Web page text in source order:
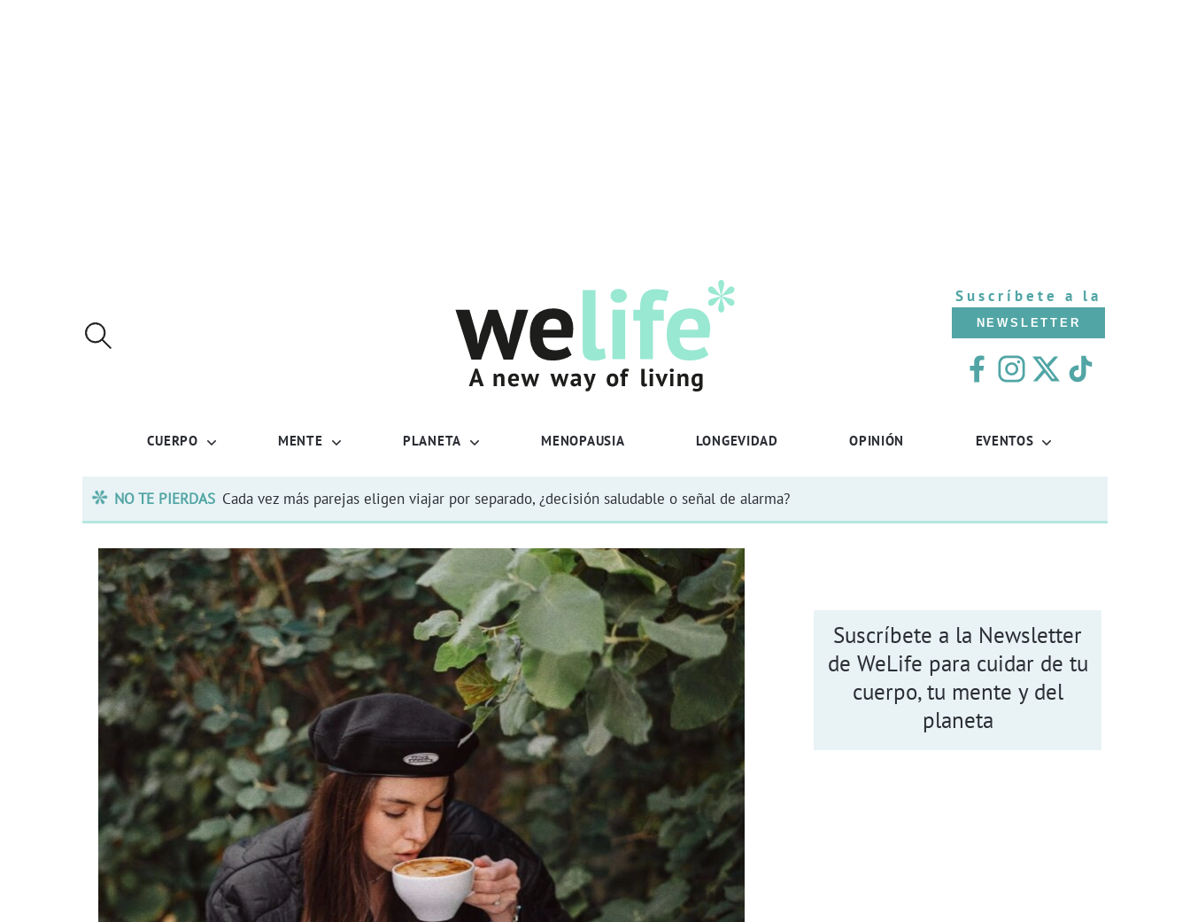
Suscríbete a la
NEWSLETTER
CUERPO MENTE PLANETA MENOPAUSIA LONGEVIDAD OPINIÓN EVENTOS
NO TE PIERDAS Cada vez más parejas eligen viajar por separado, ¿decisión saludable o señal de alarma?
Suscríbete a la Newsletter
de WeLife para cuidar de tu
cuerpo, tu mente y del
planeta